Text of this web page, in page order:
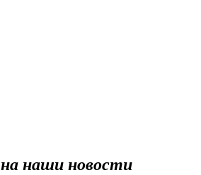
на наши новости